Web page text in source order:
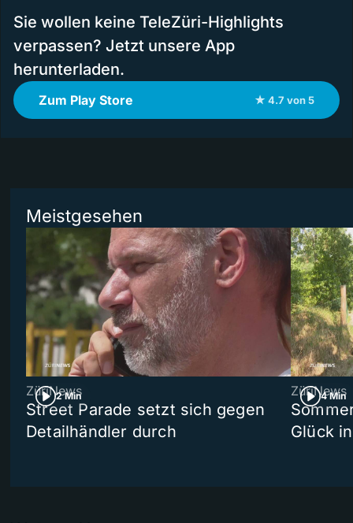
Sie wollen keine TeleZüri-Highlights
verpassen? Jetzt unsere App
herunterladen.
Zum Play Store ★ 4.7 von 5
Meistgesehen
2 Min
ZüriNews
Street Parade setzt sich gegen
Detailhändler durch
4 Min
ZüriNews
Glück